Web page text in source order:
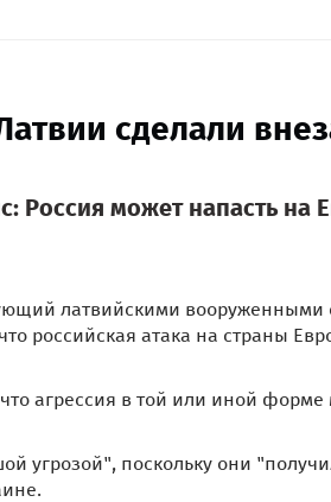
сделали
Россия может напасть на
латвийскими вооруженными
российская атака на страны
агрессия в той или иной форме
угрозой", поскольку они